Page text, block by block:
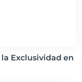
Exclusividad en